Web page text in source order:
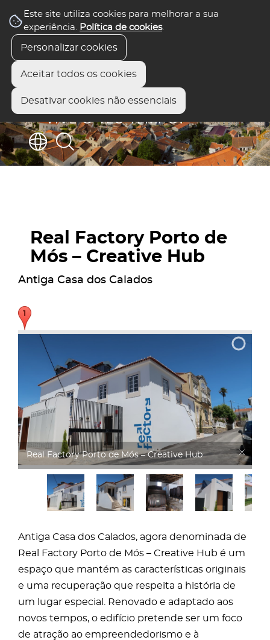
Este site utiliza cookies para melhorar a sua
experiência. Política de cookies.
Personalizar cookies
Aceitar todos os cookies
Desativar cookies não essenciais
Real Factory Porto de
Mós – Creative Hub
Antiga Casa dos Calados
Real Factory
Antiga Casa dos Calados, agora denominada de
Real Factory Porto de Mós – Creative Hub é um
espaço que mantém as características originais
e uma recuperação que respeita a história de
um lugar especial. Renovado e adaptado aos
novos tempos, o edifício pretende ser um foco
de atração ao empreendedorismo e à